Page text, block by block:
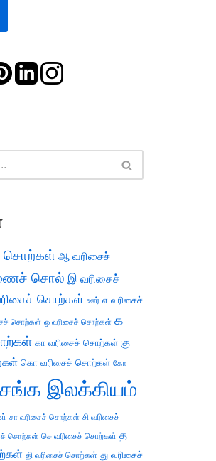
சொற்கள் ஆ வரிசைச்
சொல் இ வரிசைச்
சொற்கள் ஊர் எ வரிசைச்
சொற்கள் ஒ வரிசைச் சொற்கள் க
கா வரிசைச் சொற்கள் கு
கொ வரிசைச் சொற்கள் கோ
சங்க இலக்கியம்
சா வரிசைச் சொற்கள் சி வரிசைச்
சொற்கள் செ வரிசைச் சொற்கள் த
தி வரிசைச் சொற்கள் து வரிசைச்